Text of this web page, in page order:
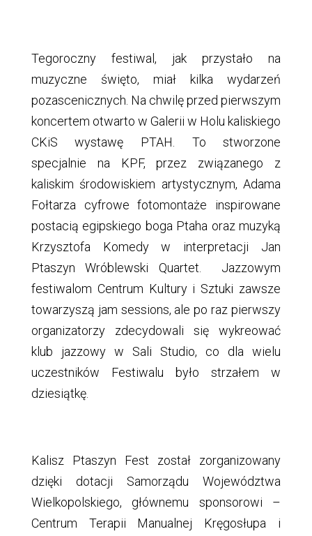
Tegoroczny festiwal, jak przystało na
muzyczne święto, miał kilka wydarzeń
pozascenicznych. Na chwilę przed pierwszym
koncertem otwarto w Galerii w Holu kaliskiego
CKiS wystawę PTAH. To stworzone
specjalnie na KPF, przez związanego z
kaliskim środowiskiem artystycznym, Adama
Fołtarza cyfrowe fotomontaże inspirowane
postacią egipskiego boga Ptaha oraz muzyką
Krzysztofa Komedy w interpretacji Jan
Ptaszyn Wróblewski Quartet. Jazzowym
festiwalom Centrum Kultury i Sztuki zawsze
towarzyszą jam sessions, ale po raz pierwszy
organizatorzy zdecydowali się wykreować
klub jazzowy w Sali Studio, co dla wielu
uczestników Festiwalu było strzałem w
dziesiątkę.
Kalisz Ptaszyn Fest został zorganizowany
dzięki dotacji Samorządu Województwa
Wielkopolskiego, głównemu sponsorowi –
Centrum Terapii Manualnej Kręgosłupa i